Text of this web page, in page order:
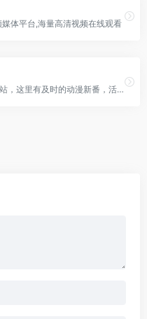
体平台,海量高清视频在线观看
bilibili是国内知名的视频弹幕网站，这里有及时的动漫新番，活跃的ACG氛围，有创意的Up主。大家可以在这里找到许多欢乐。